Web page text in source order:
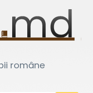
române